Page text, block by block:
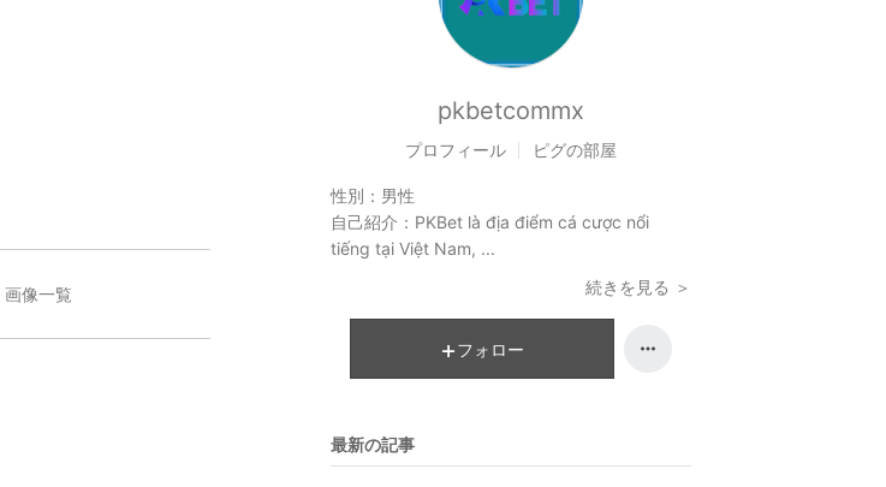
画像一覧
pkbetcommx
プロフィール ピグの部屋
性別： 男性
自己紹介： PKBet là địa điểm cá cược nổi
tiếng tại Việt Nam, ...
続きを見る ＞
フォロー
最新の記事